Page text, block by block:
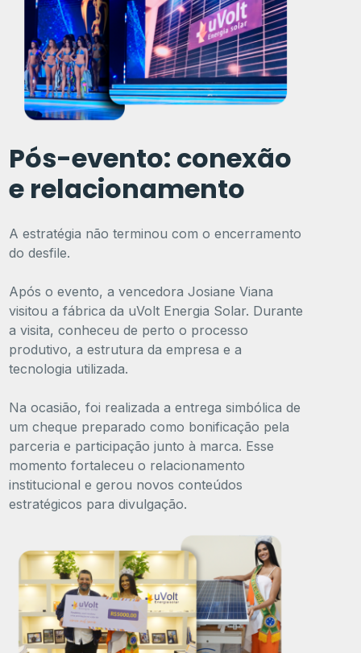
Pós-evento: conexão
e relacionamento
A estratégia não terminou com o encerramento
do desfile.
Após o evento, a vencedora Josiane Viana
visitou a fábrica da uVolt Energia Solar. Durante
a visita, conheceu de perto o processo
produtivo, a estrutura da empresa e a
tecnologia utilizada.
Na ocasião, foi realizada a entrega simbólica de
um cheque preparado como bonificação pela
parceria e participação junto à marca. Esse
momento fortaleceu o relacionamento
institucional e gerou novos conteúdos
estratégicos para divulgação.